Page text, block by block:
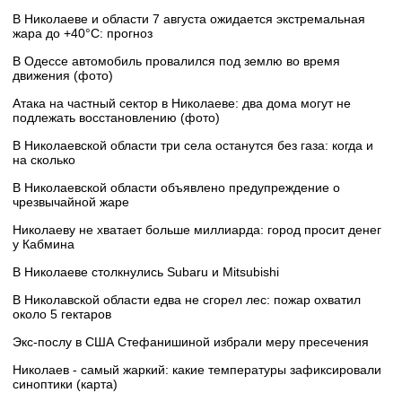
В Николаеве и области 7 августа ожидается экстремальная
жара до +40°C: прогноз
В Одессе автомобиль провалился под землю во время
движения (фото)
Атака на частный сектор в Николаеве: два дома могут не
подлежать восстановлению (фото)
В Николаевской области три села останутся без газа: когда и
на сколько
В Николаевской области объявлено предупреждение о
чрезвычайной жаре
Николаеву не хватает больше миллиарда: город просит денег
у Кабмина
В Николаеве столкнулись Subaru и Mitsubishi
В Николавской области едва не сгорел лес: пожар охватил
около 5 гектаров
Экс-послу в США Стефанишиной избрали меру пресечения
Николаев - самый жаркий: какие температуры зафиксировали
синоптики (карта)